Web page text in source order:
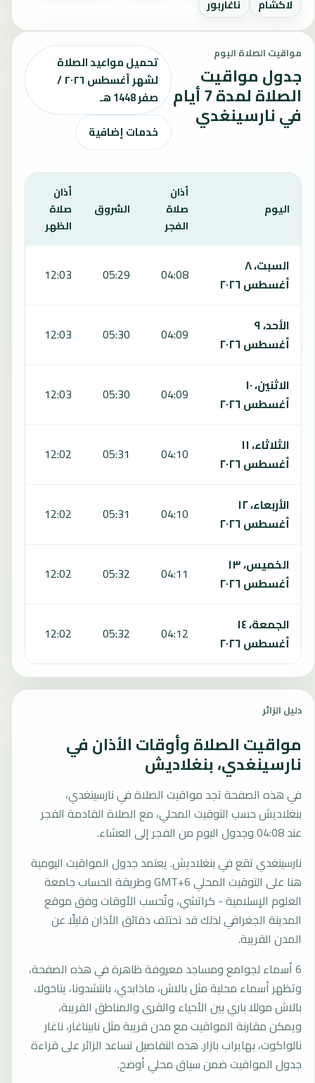
لاكشام ناغاربور
مواقيت الصلاة اليوم
جدول مواقيت
الصلاة لمدة 7 أيام
في نارسينغدي
تحميل مواعيد الصلاة
لشهر أغسطس ٢٠٢٦ /
صفر 1448 هـ
خدمات إضافية
اليوم
أذان
صلاة
الفجر
الشروق
أذان
صلاة
الظهر
السبت، ٨
أغسطس ٢٠٢٦
04:08
05:29
12:03
الأحد، ٩
أغسطس ٢٠٢٦
04:09
05:30
12:03
الاثنين، ١٠
أغسطس ٢٠٢٦
04:09
05:30
12:03
الثلاثاء، ١١
أغسطس ٢٠٢٦
04:10
05:31
12:02
الأربعاء، ١٢
أغسطس ٢٠٢٦
04:10
05:31
12:02
الخميس، ١٣
أغسطس ٢٠٢٦
04:11
05:32
12:02
الجمعة، ١٤
أغسطس ٢٠٢٦
04:12
05:32
12:02
دليل الزائر
مواقيت الصلاة وأوقات الأذان في
نارسينغدي، بنغلاديش
في هذه الصفحة تجد مواقيت الصلاة في نارسينغدي،
بنغلاديش حسب التوقيت المحلي، مع الصلاة القادمة الفجر
عند 04:08 وجدول اليوم من الفجر إلى العشاء.
نارسينغدي تقع في بنغلاديش. يعتمد جدول المواقيت اليومية
هنا على التوقيت المحلي GMT+6 وطريقة الحساب جامعة
العلوم الإسلامية - كراتشي، وتُحسب الأوقات وفق موقع
المدينة الجغرافي لذلك قد تختلف دقائق الأذان قليلًا عن
المدن القريبة.
6 أسماء لجوامع ومساجد معروفة ظاهرة في هذه الصفحة،
وتظهر أسماء محلية مثل بالاش، ماذابدي، بانتشدونا، يتاخولا،
بالاش موللا باري بين الأحياء والقرى والمناطق القريبة،
ويمكن مقارنة المواقيت مع مدن قريبة مثل نابيناغار، ناغار
نالواكوت، بهايراب بازار. هذه التفاصيل تساعد الزائر على قراءة
جدول المواقيت ضمن سياق محلي أوضح.